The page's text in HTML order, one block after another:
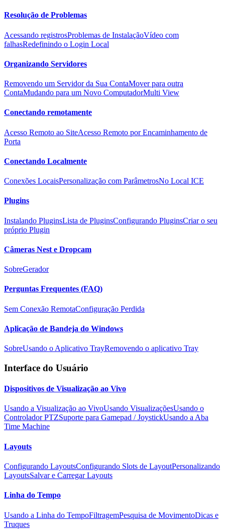
Resolução de Problemas
Acessando registrosProblemas de InstalaçãoVídeo com
falhasRedefinindo o Login Local
Organizando Servidores
Removendo um Servidor da Sua ContaMover para outra
ContaMudando para um Novo ComputadorMulti View
Conectando remotamente
Acesso Remoto ao SiteAcesso Remoto por Encaminhamento de
Porta
Conectando Localmente
Conexões LocaisPersonalização com ParâmetrosNo Local ICE
Plugins
Instalando PluginsLista de PluginsConfigurando PluginsCriar o seu
próprio Plugin
Câmeras Nest e Dropcam
SobreGerador
Perguntas Frequentes (FAQ)
Sem Conexão RemotaConfiguração Perdida
Aplicação de Bandeja do Windows
SobreUsando o Aplicativo TrayRemovendo o aplicativo Tray
Interface do Usuário
Dispositivos de Visualização ao Vivo
Usando a Visualização ao VivoUsando VisualizaçõesUsando o
Controlador PTZSuporte para Gamepad / JoystickUsando a Aba
Time Machine
Layouts
Configurando LayoutsConfigurando Slots de LayoutPersonalizando
LayoutsSalvar e Carregar Layouts
Linha do Tempo
Usando a Linha do TempoFiltragemPesquisa de MovimentoDicas e
Truques